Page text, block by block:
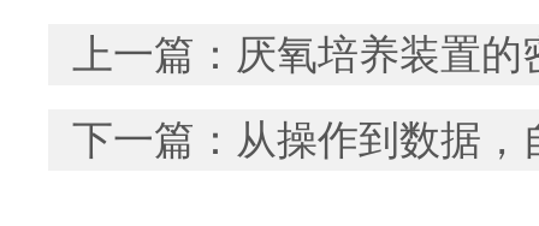
上一篇： 厌氧培养装置
下一篇： 从操作到数据